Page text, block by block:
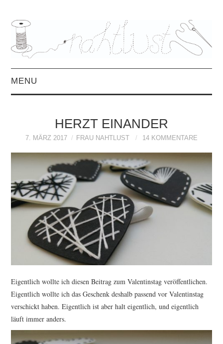
MENU
MITTWOCHSMIX &
INTERVIEWS
FREEBOOKS &
TUTORIALS
WORKSHOPS
PAPIERLIEBE AM
MONTAG
HERZT EINANDER
7. MÄRZ 2017 FRAU NAHTLUST 14 KOMMENTARE
Eigentlich wollte ich diesen Beitrag zum Valentinstag veröffentlichen.
Eigentlich wollte ich das Geschenk deshalb passend vor Valentinstag
verschickt haben. Eigentlich ist aber halt eigentlich, und eigentlich
läuft immer anders.